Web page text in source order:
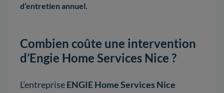
d’entretien annuel.
Combien coûte une intervention
d’Engie Home Services Nice ?
L’entrepriseENGIE Home Services Nice